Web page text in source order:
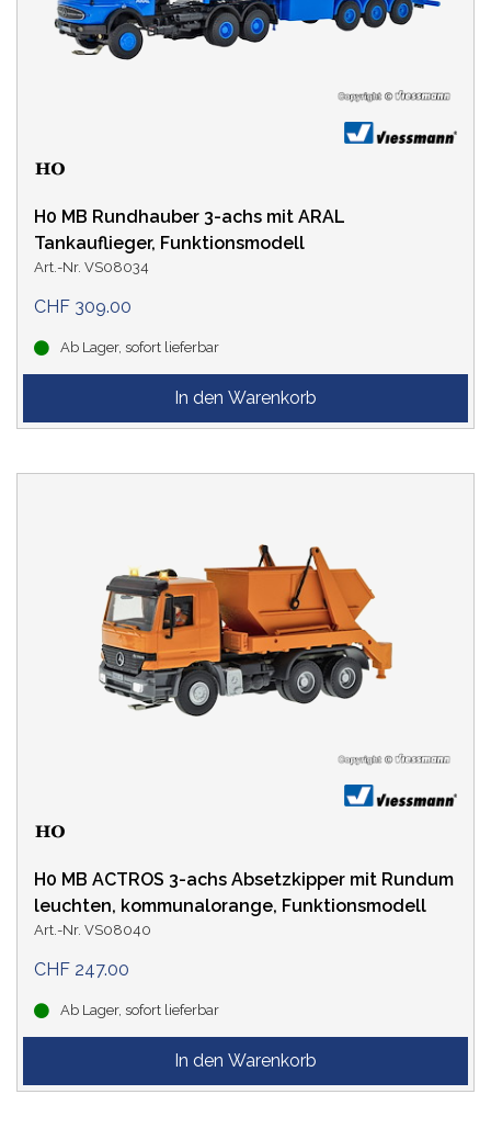
H0 MB Rundhauber 3-achs mit ARAL
Tankauflieger, Funktionsmodell
Art.-Nr. VS08034
CHF 309.00
Ab Lager, sofort lieferbar
H0 MB ACTROS 3-achs Absetzkipper mit Rundum
leuchten, kommunalorange, Funktionsmodell
Art.-Nr. VS08040
CHF 247.00
Ab Lager, sofort lieferbar